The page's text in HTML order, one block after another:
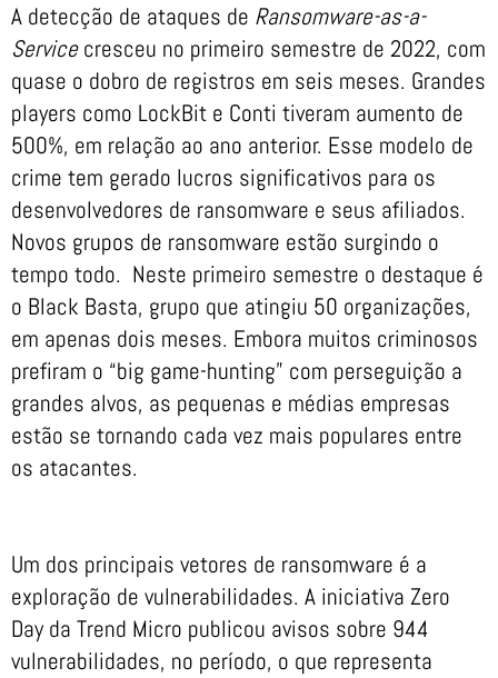
A detecção de ataques de Ransomware-as-a-
Servicecresceu no primeiro semestre de 2022, com
quase o dobro de registros em seis meses. Grandes
players como LockBit e Conti tiveram aumento de
500%, em relação ao ano anterior. Esse modelo de
crime tem gerado lucros significativos para os
desenvolvedores de ransomware e seus afiliados.
Novos grupos de ransomware estão surgindo o
tempo todo. Neste primeiro semestre o destaque é
o Black Basta, grupo que atingiu 50 organizações,
em apenas dois meses. Embora muitos criminosos
prefiram o “big game-hunting” com perseguição a
grandes alvos, as pequenas e médias empresas
estão se tornando cada vez mais populares entre
os atacantes.
Um dos principais vetores de ransomware é a
exploração de vulnerabilidades. A iniciativa Zero
Day da Trend Micro publicou avisos sobre 944
vulnerabilidades, no período, o que representa